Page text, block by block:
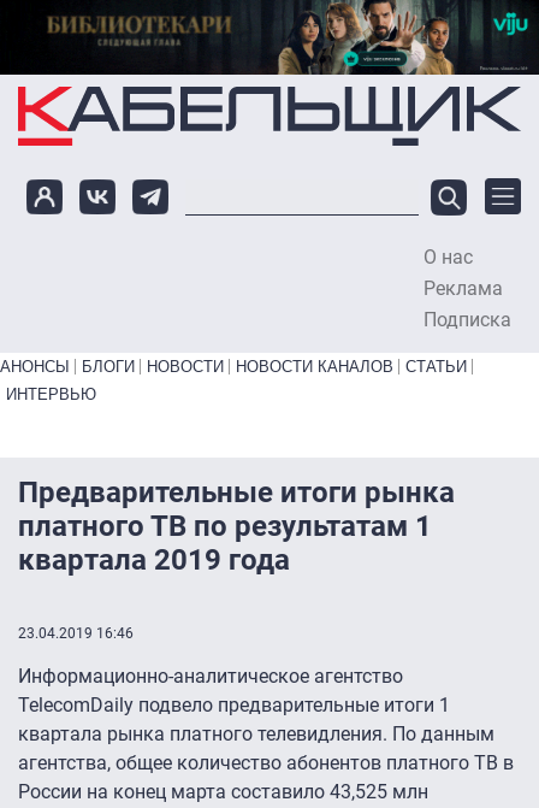
Перейти к основному содержанию
О нас
Реклама
Подписка
Primary links bottom
АНОНСЫ БЛОГИ НОВОСТИ НОВОСТИ КАНАЛОВ
СТАТЬИ
ИНТЕРВЬЮ
Предварительные итоги рынка
платного ТВ по результатам 1
квартала 2019 года
23.04.2019 16:46
Информационно-аналитическое агентство
TelecomDaily подвело предварительные итоги 1
квартала рынка платного телевидления. По данным
агентства, общее количество абонентов платного ТВ в
России на конец марта составило 43,525 млн